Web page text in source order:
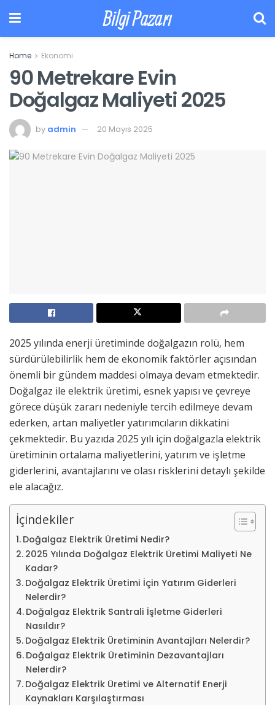
Bilgi Pazarı
Home Ekonomi
90 Metrekare Evin
Doğalgaz Maliyeti 2025
by admin 20 Mayıs 2025
2025 yılında enerji üretiminde doğalgazın rolü, hem
sürdürülebilirlik hem de ekonomik faktörler açısından
önemli bir gündem maddesi olmaya devam etmektedir.
Doğalgaz ile elektrik üretimi, esnek yapısı ve çevreye
görece düşük zararı nedeniyle tercih edilmeye devam
ederken, artan maliyetler yatırımcıların dikkatini
çekmektedir. Bu yazıda 2025 yılı için doğalgazla elektrik
üretiminin ortalama maliyetlerini, yatırım ve işletme
giderlerini, avantajlarını ve olası risklerini detaylı şekilde
ele alacağız.
İçindekiler
Doğalgaz Elektrik Üretimi Nedir?
2025 Yılında Doğalgaz Elektrik Üretimi Maliyeti Ne
Kadar?
Doğalgaz Elektrik Üretimi İçin Yatırım Giderleri
Nelerdir?
Doğalgaz Elektrik Santrali İşletme Giderleri
Nasıldır?
Doğalgaz Elektrik Üretiminin Avantajları Nelerdir?
Doğalgaz Elektrik Üretiminin Dezavantajları
Nelerdir?
Doğalgaz Elektrik Üretimi ve Alternatif Enerji
Kaynakları Karşılaştırması